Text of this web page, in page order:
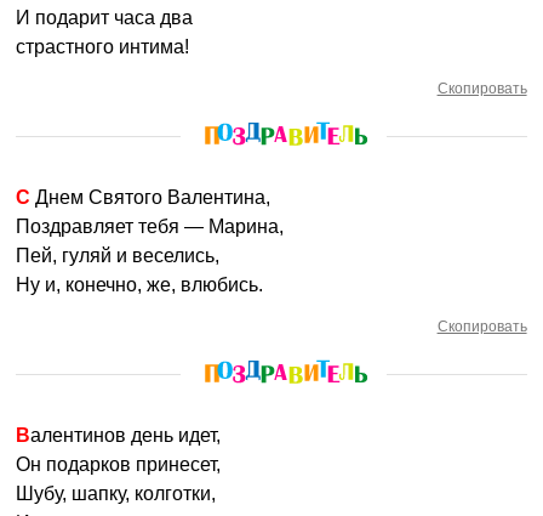
И подарит часа два
страстного интима!
Скопировать
С Днем Святого Валентина,
Поздравляет тебя — Марина,
Пей, гуляй и веселись,
Ну и, конечно, же, влюбись.
Скопировать
Валентинов день идет,
Он подарков принесет,
Шубу, шапку, колготки,